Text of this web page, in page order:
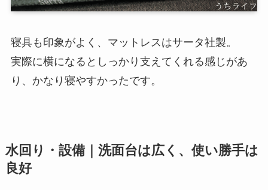
寝具も印象がよく、マットレスはサータ社製。
実際に横になるとしっかり支えてくれる感じがあ
り、かなり寝やすかったです。
水回り・設備｜洗面台は広く、使い勝手は
良好